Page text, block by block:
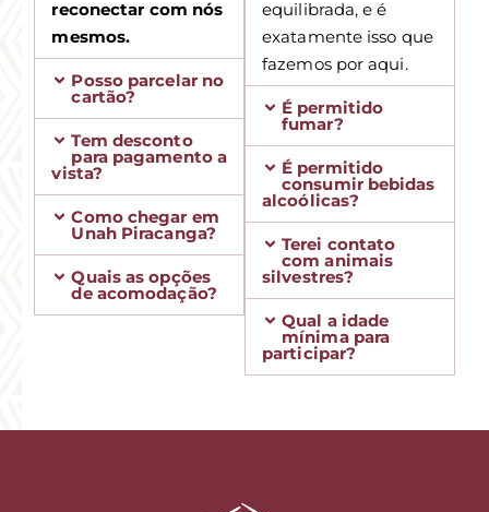
reconectar com nós
mesmos.
Posso parcelar no
cartão?
Tem desconto
para pagamento a
vista?
Como chegar em
Unah Piracanga?
Quais as opções
de acomodação?
equilibrada, e é
exatamente isso que
fazemos por aqui.
É permitido
fumar?
É permitido
consumir bebidas
alcoólicas?
Terei contato
com animais
silvestres?
Qual a idade
mínima para
participar?